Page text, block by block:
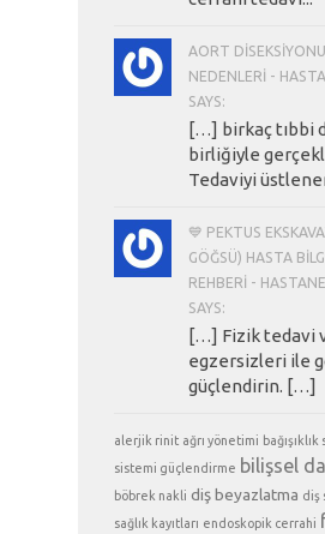
AORT
NEDENLERI -
SAYS:
[…] birkaç tıbbi
birliğiyle
Tedaviyi
💙 PEKTUS
GÖĞSÜ) HASTA
REHBERI -
SAYS:
[…] Fizik tedavi
egzersizleri ile
güçlendirin. […]
alerjik rinit ağrı yönetimi
sistemi güçlendirme bilişsel
böbrek nakli diş beyazlatma diş
sağlık kayıtları endoskopik cerrahi